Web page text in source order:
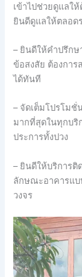
เข้าไปช่วยดูแลใ
ยินดีดูแลให้ตลอด
– ยินดีให้คำปรึก
ข้อสงสัย ต้องกา
ได้ทันที
– จัดเต็มโปรโม
มากที่สุดในทุกบริ
ประการทั้งปวง
– ยินดีให้บริการ
ลักษณะอาคารแบ
วงจร